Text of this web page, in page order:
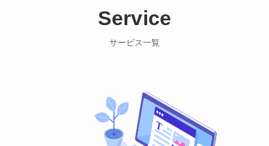
Service
サービス一覧